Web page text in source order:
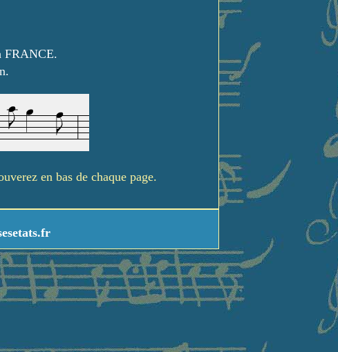
FRANCE.
en bas de chaque page.